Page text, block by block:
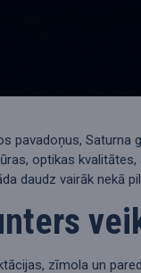
bieži
kameras,
Saturna
optikas
daudz vairāk nekā
zīmola un